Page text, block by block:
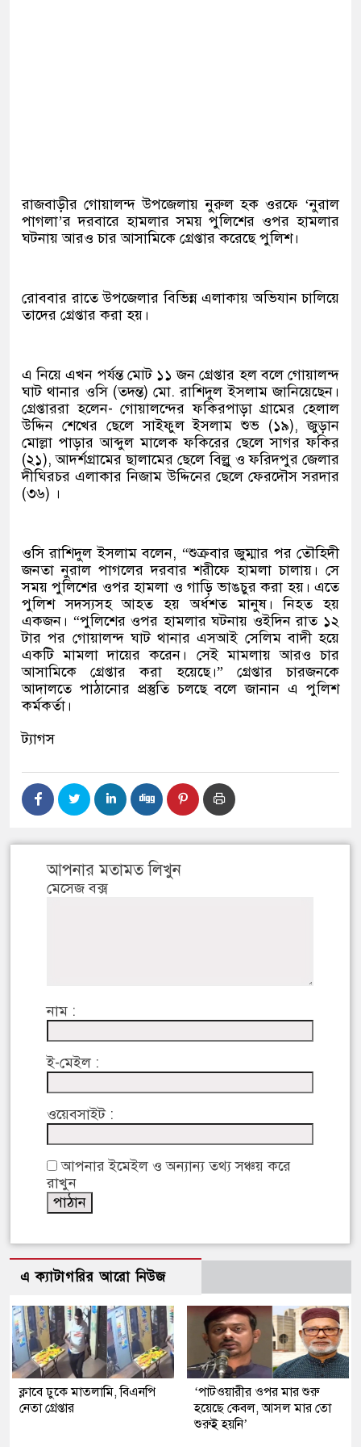
রাজবাড়ীর গোয়ালন্দ উপজেলায় নুরুল হক ওরফে ‘নুরাল
পাগলা’র দরবারে হামলার সময় পুলিশের ওপর হামলার
ঘটনায় আরও চার আসামিকে গ্রেপ্তার করেছে পুলিশ।
রোববার রা‌তে উপ‌জেলার বি‌ভিন্ন এলাকায় অ‌ভিযান চা‌লি‌য়ে
তা‌দের গ্রেপ্তার করা হয়।
এ নিয়ে এখন পর্যন্ত মোট ১১ জন গ্রেপ্তার হ‌ল ব‌লে গোয়ালন্দ
ঘাট থানার ও‌সি (তদন্ত) মো. রা‌শিদুল ইসলাম জানিয়েছেন।‌
গ্রেপ্তাররা হলেন- গোয়ালন্দের ফ‌কিরপাড়া গ্রা‌মের হেলাল
উ‌দ্দিন শে‌খের ছে‌লে সাইফুল ইসলাম শুভ (১৯), জুড়ান
মোল্লা পাড়ার আব্দুল মা‌লেক ফকি‌রের ছে‌লে সাগর ফ‌কির
(২১), আদর্শগ্রা‌মের ছালা‌মের ছে‌লে বিল্লু ও ফ‌রিদপুর জেলার
দী‌ঘিরচর এলাকার নিজাম উ‌দ্দি‌নের ছে‌লে ফের‌দৌস সরদার
(৩৬) ।
ও‌সি রা‌শিদুল ইসলাম ব‌লেন, “শুক্রবার জুম্মার পর তৌহিদী
জনতা নুরাল পাগলের দরবার শরীফে হামলা চালায়। সে
সময় পুলিশের ওপর হামলা ও গা‌ড়ি ভাঙচুর করা হয়। এতে
পু‌লিশ সদস‌্যসহ আহত হয় অর্ধশত মানুষ। নিহত হয়
একজন। “পু‌লি‌শের ওপর হামলার ঘটনায় ওইদিন রাত ১২
টার পর গোয়ালন্দ ঘাট থানার এসআই সে‌লিম বা‌দী হ‌য়ে
এক‌টি মামলা‌ দা‌য়ের ক‌রেন। সেই মামলায় আরও চার
আসা‌মি‌কে গ্রেপ্তার করা হ‌য়ে‌ছে।” গ্রেপ্তার চারজনকে
আদাল‌তে পাঠা‌নোর প্রস্তু‌তি চলছে বলে জানান এ পুলিশ
কর্মকর্তা।
ট্যাগস
আপনার মতামত লিখুন
মেসেজ বক্স
নাম :
ই-মেইল :
ওয়েবসাইট :
আপনার ইমেইল ও অন্যান্য তথ্য সঞ্চয় করে
রাখুন
এ ক্যাটাগরির আরো নিউজ
ক্লাবে ঢুকে মাতলামি, বিএনপি
নেতা গ্রেপ্তার
‘পাটওয়ারীর ওপর মার শুরু
হয়েছে কেবল, আসল মার তো
শুরুই হয়নি’